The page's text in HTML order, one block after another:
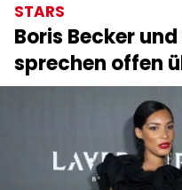
STARS
Boris Becker
sprechen offen